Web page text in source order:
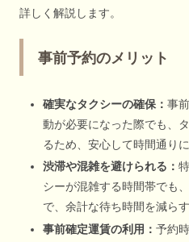
詳しく解説します。
事前予約のメリット
確実なタクシーの確保： 事
動が必要になった際でも、
るため、安心して時間通り
渋滞や混雑を避けられる：
シーが混雑する時間帯でも
で、余計な待ち時間を減ら
事前確定運賃の利用： 予約